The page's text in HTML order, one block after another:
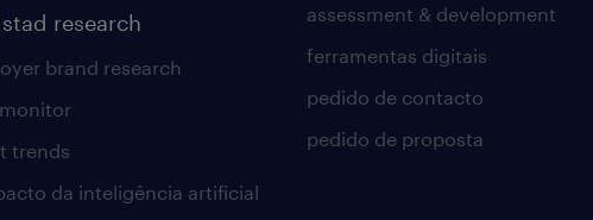
research
brand research
trends
da inteligência artificial
assessment & development
ferramentas digitais
pedido de contacto
pedido de proposta